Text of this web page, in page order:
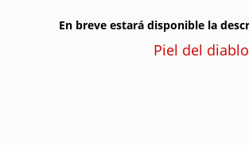
En breve estará disponible la
Piel del diablo